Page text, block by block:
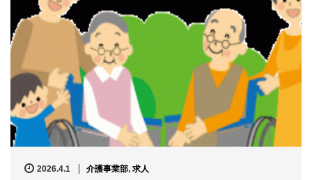
2026.4.1 介護事業部, 求人